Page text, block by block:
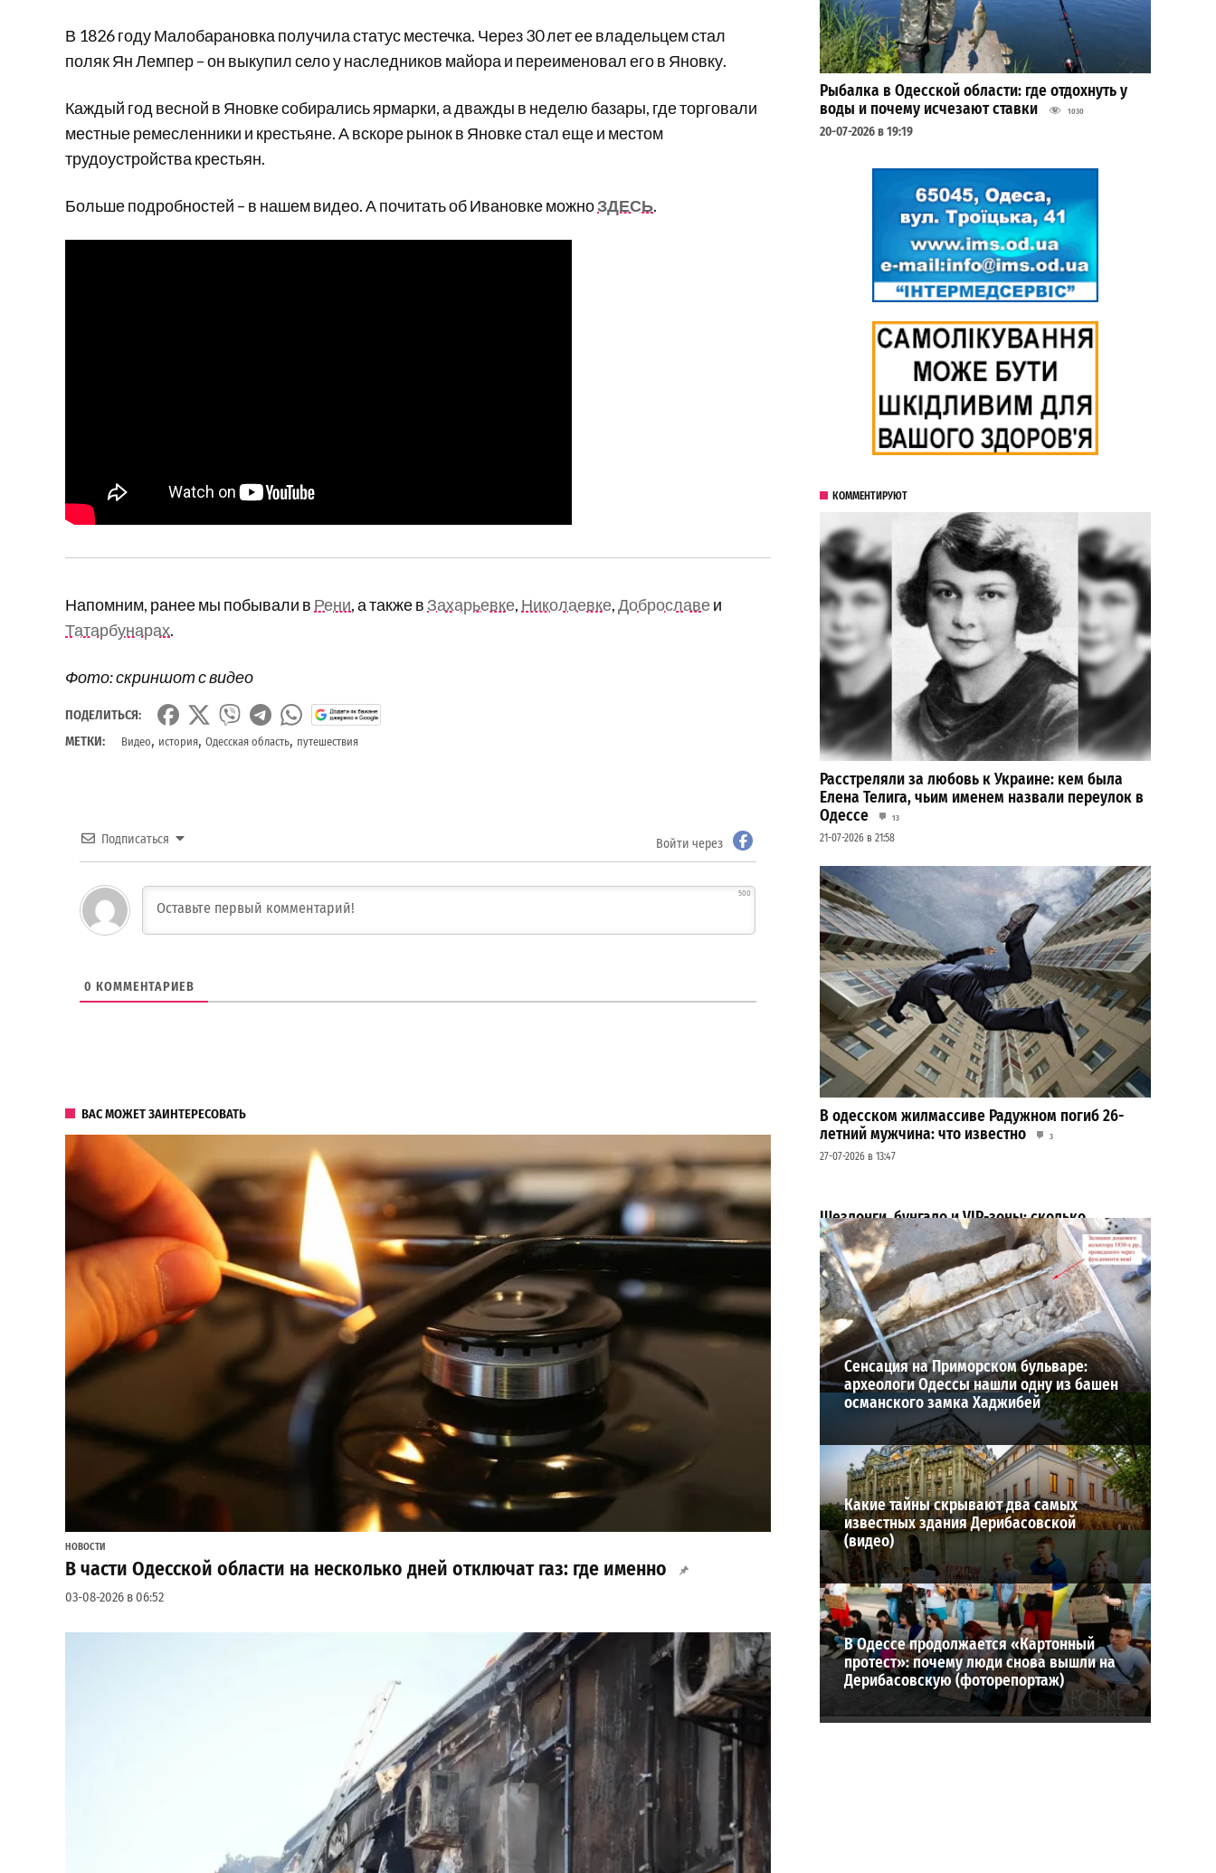
В 1826 году Малобарановка получила статус местечка. Через 30 лет ее владельцем стал
поляк Ян Лемпер – он выкупил село у наследников майора и переименовал его в Яновку.
Каждый год весной в Яновке собирались ярмарки, а дважды в неделю базары, где торговали
местные ремесленники и крестьяне. А вскоре рынок в Яновке стал еще и местом
трудоустройства крестьян.
Больше подробностей – в нашем видео. А почитать об Ивановке можноЗДЕСЬ.
Напомним, ранее мы побывали в Рени, а также в Захарьевке, Николаевке,Доброславеи
Татарбунарах.
Фото: скриншот с видео
ПОДЕЛИТЬСЯ:
МЕТКИ:
Видео, история, Одесская область, путешествия
Подписаться Войти через
500
0 КОММЕНТАРИЕВ
ВАС МОЖЕТ ЗАИНТЕРЕСОВАТЬ
НОВОСТИ
В части Одесской области на несколько дней отключат газ: где именно
03-08-2026 в 06:52
Рыбалка в Одесской области: где отдохнуть у
воды и почему исчезают ставки
1030
20-07-2026 в 19:19
КОММЕНТИРУЮТ
Расстреляли за любовь к Украине: кем была
Елена Телига, чьим именем назвали переулок в
Одессе
13
21-07-2026 в 21:58
В одесском жилмассиве Радужном погиб 26-
летний мужчина: что известно
3
27-07-2026 в 13:47
Шезлонги, бунгало и VIP-зоны: сколько
придется заплатить за отдых в Аркадии
3
21-07-2026 в 19:23
ВИБОР РЕДАКЦИИ
Сенсация на Приморском бульваре:
археологи Одессы нашли одну из башен
османского замка Хаджибей
Какие тайны скрывают два самых
известных здания Дерибасовской
(видео)
В Одессе продолжается «Картонный
протест»: почему люди снова вышли на
Дерибасовскую (фоторепортаж)